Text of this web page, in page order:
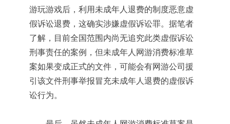
游玩游戏后，利用未成年人退费的制度恶意虚
假诉讼退费，这确实涉嫌虚假诉讼罪。据笔者
了解，目前全国范围内尚无追究此类虚假诉讼
刑事责任的案例，但未成年人网游消费标准草
案如果变成正式的文件，可能会有网游公司援
引该文件刑事举报冒充未成年人退费的虚假诉
讼行为。